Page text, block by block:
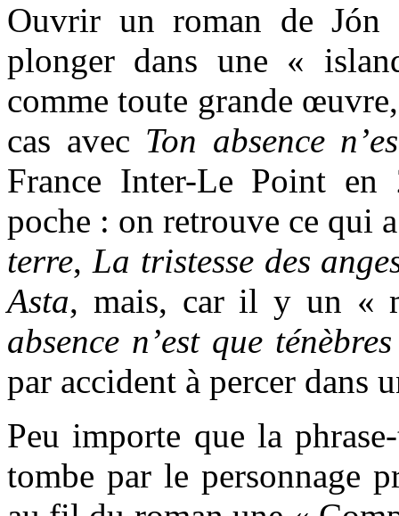
Ouvrir un roman de Jón
plonger dans une «
comme toute grande
cas avec Ton absence
France Inter-Le Point en
poche : on retrouve ce qui
terre, La tristesse des
Asta, mais, car il y un «
absence n’est que ténèbres
par accident à percer dans
Peu importe que la
tombe par le personnage